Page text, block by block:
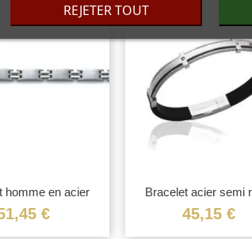
homme en acier
€
Bracelet acier semi
45,15 €
REJETER TOUT